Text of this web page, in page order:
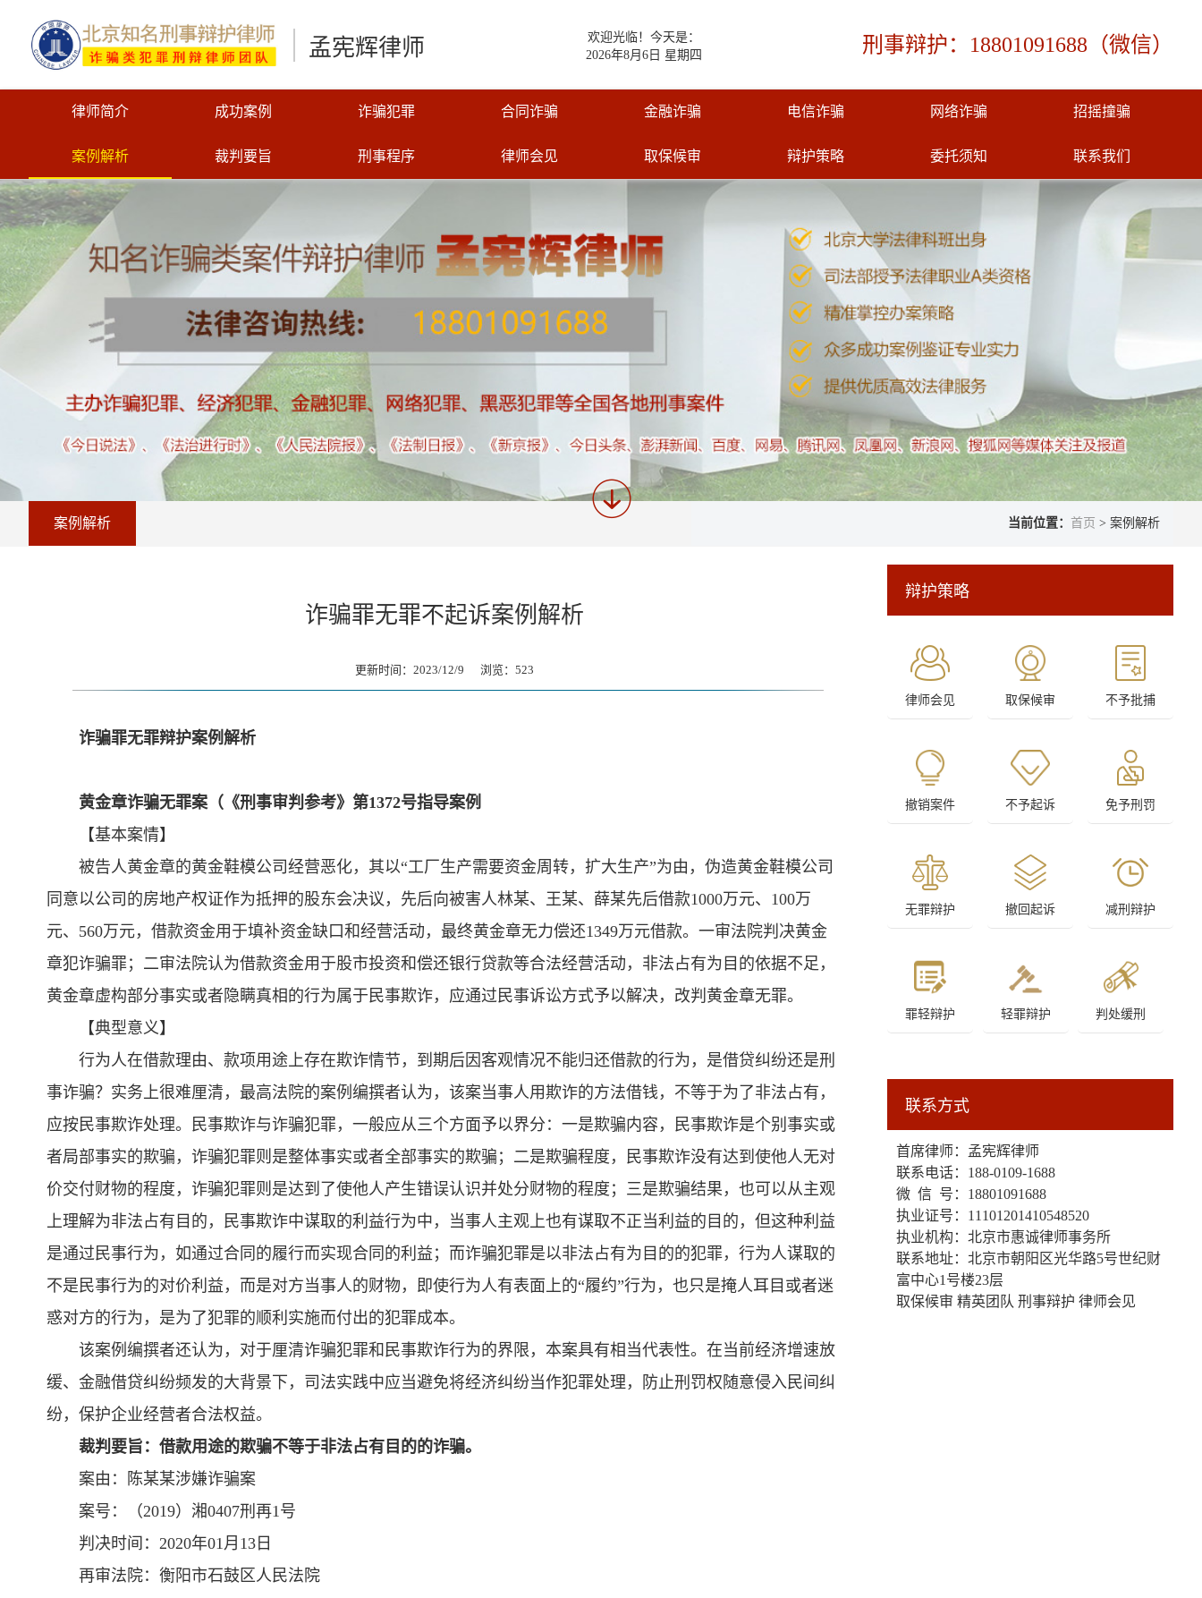
孟宪辉律师
欢迎光临！今天是：
2026年8月6日 星期四
刑事辩护：18801091688（微信）
律师简介 成功案例 诈骗犯罪 合同诈骗 金融诈骗 电信诈骗 网络诈骗 招摇撞骗
案例解析 裁判要旨 刑事程序 律师会见 取保候审 辩护策略 委托须知 联系我们
案例解析 当前位置： 首页 > 案例解析
诈骗罪无罪不起诉案例解析
更新时间：2023/12/9 浏览： 523
诈骗罪无罪辩护案例解析
黄金章诈骗无罪案（《刑事审判参考》第1372号指导案例
【基本案情】
被告人黄金章的黄金鞋模公司经营恶化，其以“工厂生产需要资金周转，扩大生产”为由，伪造黄金鞋模公司
同意以公司的房地产权证作为抵押的股东会决议，先后向被害人林某、王某、薛某先后借款1000万元、100万
元、560万元，借款资金用于填补资金缺口和经营活动，最终黄金章无力偿还1349万元借款。一审法院判决黄金
章犯诈骗罪；二审法院认为借款资金用于股市投资和偿还银行贷款等合法经营活动，非法占有为目的依据不足，
黄金章虚构部分事实或者隐瞒真相的行为属于民事欺诈，应通过民事诉讼方式予以解决，改判黄金章无罪。
【典型意义】
行为人在借款理由、款项用途上存在欺诈情节，到期后因客观情况不能归还借款的行为，是借贷纠纷还是刑
事诈骗？实务上很难厘清，最高法院的案例编撰者认为，该案当事人用欺诈的方法借钱，不等于为了非法占有，
应按民事欺诈处理。民事欺诈与诈骗犯罪，一般应从三个方面予以界分：一是欺骗内容，民事欺诈是个别事实或
者局部事实的欺骗，诈骗犯罪则是整体事实或者全部事实的欺骗；二是欺骗程度，民事欺诈没有达到使他人无对
价交付财物的程度，诈骗犯罪则是达到了使他人产生错误认识并处分财物的程度；三是欺骗结果，也可以从主观
上理解为非法占有目的，民事欺诈中谋取的利益行为中，当事人主观上也有谋取不正当利益的目的，但这种利益
是通过民事行为，如通过合同的履行而实现合同的利益；而诈骗犯罪是以非法占有为目的的犯罪，行为人谋取的
不是民事行为的对价利益，而是对方当事人的财物，即使行为人有表面上的“履约”行为，也只是掩人耳目或者迷
惑对方的行为，是为了犯罪的顺利实施而付出的犯罪成本。
该案例编撰者还认为，对于厘清诈骗犯罪和民事欺诈行为的界限，本案具有相当代表性。在当前经济增速放
缓、金融借贷纠纷频发的大背景下，司法实践中应当避免将经济纠纷当作犯罪处理，防止刑罚权随意侵入民间纠
纷，保护企业经营者合法权益。
裁判要旨：借款用途的欺骗不等于非法占有目的的诈骗。
案由：陈某某涉嫌诈骗案
案号：（2019）湘0407刑再1号
判决时间：2020年01月13日
再审法院：衡阳市石鼓区人民法院
辩护策略
律师会见 取保候审 不予批捕
撤销案件 不予起诉 免予刑罚
无罪辩护 撤回起诉 减刑辩护
罪轻辩护 轻罪辩护 判处缓刑
联系方式
首席律师：孟宪辉律师
联系电话： 188-0109-1688
微 信 号：18801091688
执业证号：11101201410548520
执业机构：北京市惠诚律师事务所
联系地址：北京市朝阳区光华路5号世纪财
富中心1号楼23层
取保候审 精英团队 刑事辩护 律师会见